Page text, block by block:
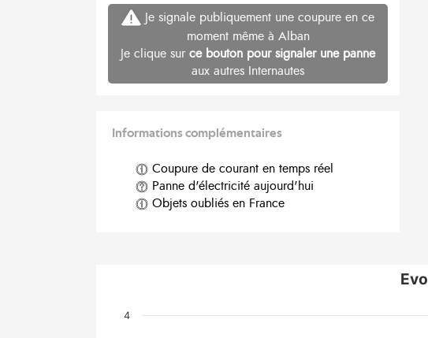
Je signale publiquement une coupure en ce
moment même à Alban
Je clique sur ce bouton pour signaler une panne
aux autres Internautes
Informations complémentaires
Coupure de courant en temps réel
Panne d'électricité aujourd'hui
Objets oubliés en France
4